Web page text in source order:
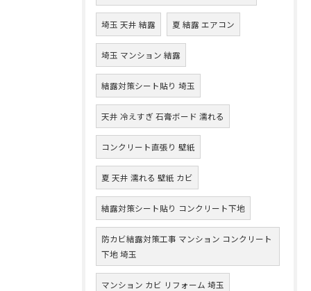
埼玉 天井 結露 夏 結露 エアコン
埼玉 マンション 結露
結露対策シート貼り 埼玉
天井 冷えすぎ 石膏ボード 濡れる
コンクリート直張り 壁紙
夏 天井 濡れる 壁紙 カビ
結露対策シート貼り コンクリート下地
防カビ結露対策工事 マンション コンクリート
下地 埼玉
マンション カビ リフォーム 埼玉